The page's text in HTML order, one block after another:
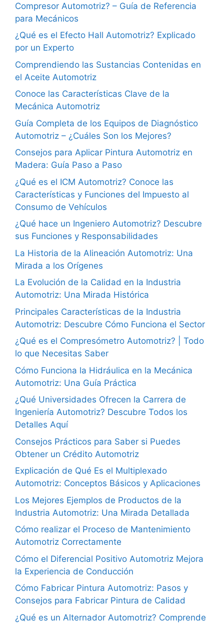
Compresor Automotriz? – Guía de Referencia
para Mecánicos
¿Qué es el Efecto Hall Automotriz? Explicado
por un Experto
Comprendiendo las Sustancias Contenidas en
el Aceite Automotriz
Conoce las Características Clave de la
Mecánica Automotriz
Guía Completa de los Equipos de Diagnóstico
Automotriz – ¿Cuáles Son los Mejores?
Consejos para Aplicar Pintura Automotriz en
Madera: Guía Paso a Paso
¿Qué es el ICM Automotriz? Conoce las
Características y Funciones del Impuesto al
Consumo de Vehículos
¿Qué hace un Ingeniero Automotriz? Descubre
sus Funciones y Responsabilidades
La Historia de la Alineación Automotriz: Una
Mirada a los Orígenes
La Evolución de la Calidad en la Industria
Automotriz: Una Mirada Histórica
Principales Características de la Industria
Automotriz: Descubre Cómo Funciona el Sector
¿Qué es el Compresómetro Automotriz? | Todo
lo que Necesitas Saber
Cómo Funciona la Hidráulica en la Mecánica
Automotriz: Una Guía Práctica
¿Qué Universidades Ofrecen la Carrera de
Ingeniería Automotriz? Descubre Todos los
Detalles Aquí
Consejos Prácticos para Saber si Puedes
Obtener un Crédito Automotriz
Explicación de Qué Es el Multiplexado
Automotriz: Conceptos Básicos y Aplicaciones
Los Mejores Ejemplos de Productos de la
Industria Automotriz: Una Mirada Detallada
Cómo realizar el Proceso de Mantenimiento
Automotriz Correctamente
Cómo el Diferencial Positivo Automotriz Mejora
la Experiencia de Conducción
Cómo Fabricar Pintura Automotriz: Pasos y
Consejos para Fabricar Pintura de Calidad
¿Qué es un Alternador Automotriz? Comprende